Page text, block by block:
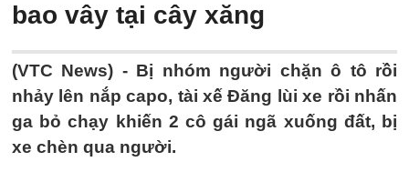
bao vây tại cây xăng
(VTC News) - Bị nhóm người chặn ô tô rồi
nhảy lên nắp capo, tài xế Đăng lùi xe rồi nhấn
ga bỏ chạy khiến 2 cô gái ngã xuống đất, bị
xe chèn qua người.